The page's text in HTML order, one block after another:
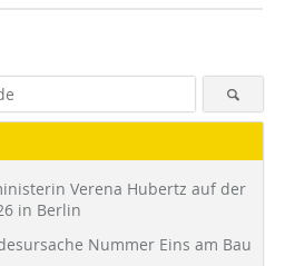
Verena Hubertz auf der
in Berlin
Nummer Eins am Bau